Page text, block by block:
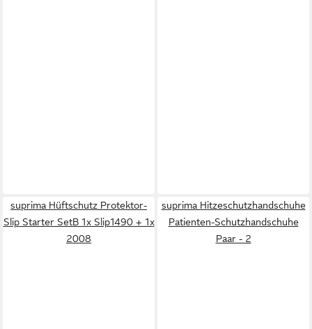
suprima Hüftschutz Protektor-
Slip Starter SetB 1x Slip1490 + 1x
2008
suprima Hitzeschutzhandschuhe
Patienten-Schutzhandschuhe
Paar - 2